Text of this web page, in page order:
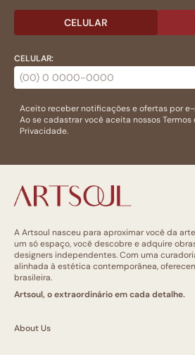
CELULAR
CELULAR:
Aceito receber notificações e ofertas por
Ao se cadastrar você aceita nossosTermos
Privacidade.
A Artsoul nasceu para aproximar você da
um só espaço, você descobre e adquire
designers independentes. Com uma
alinhada à estética contemporânea,
brasileira.
Artsoul, o extraordinário em cada detalhe.
About Us